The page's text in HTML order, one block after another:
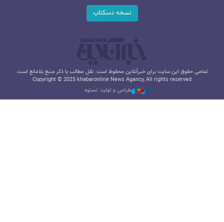
نسخه دسکتاپ
تمامی حقوق این سایت برای خبرآنلاین محفوظ است. نقل مطالب با ذکر منبع بلامانع است.
Copyright © 2025 khabaronline News Agancy, All rights reserved
طراحی و تولید: نستوه